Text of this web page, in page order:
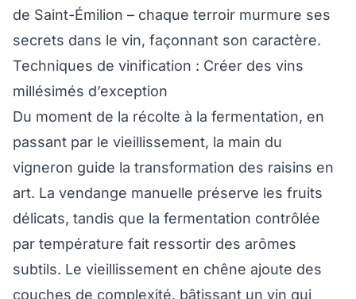
de Saint-Émilion – chaque terroir murmure ses
secrets dans le vin, façonnant son caractère.
Techniques de vinification : Créer des vins
millésimés d’exception
Du moment de la récolte à la fermentation, en
passant par le vieillissement, la main du
vigneron guide la transformation des raisins en
art. La vendange manuelle préserve les fruits
délicats, tandis que la fermentation contrôlée
par température fait ressortir des arômes
subtils. Le vieillissement en chêne ajoute des
couches de complexité, bâtissant un vin qui